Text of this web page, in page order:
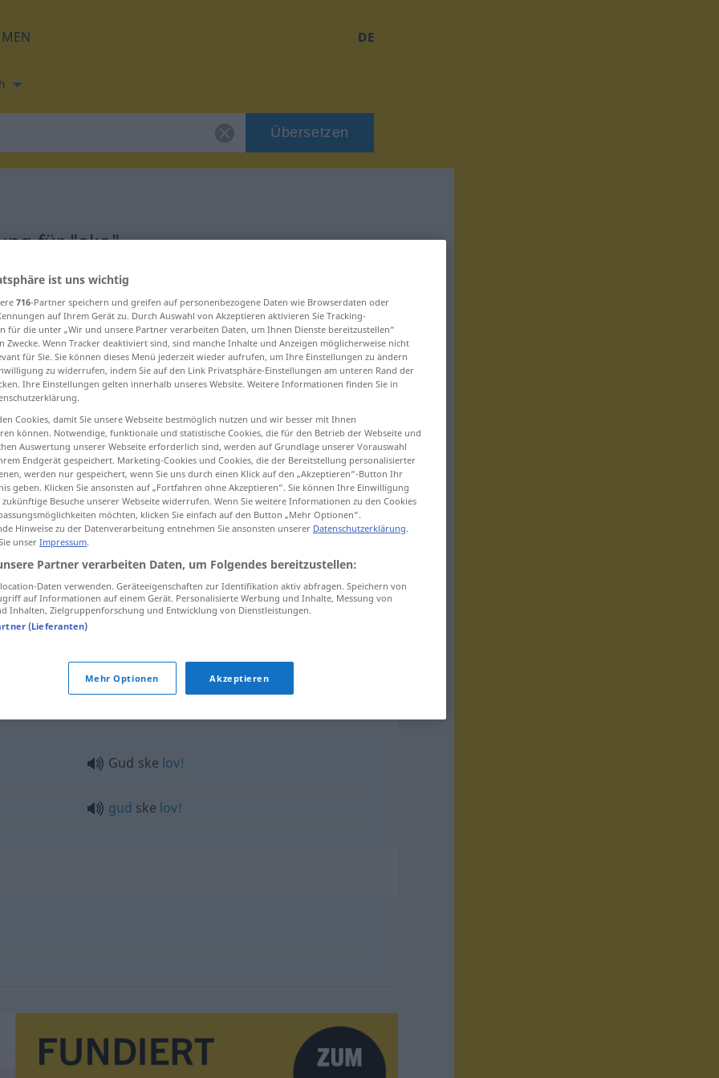
DE
Übersetzen
für "ske"
Zeitwort
erfolgen
ske
ske
Gud ske lov!
gud ske lov!
ist uns wichtig
716-Partner speichern und greifen auf personenbezogene Daten wie Browserdaten oder
auf Ihrem Gerät zu. Durch Auswahl von Akzeptieren aktivieren Sie Tracking-
für die unter „Wir und unsere Partner verarbeiten Daten, um Ihnen Dienste bereitzustellen“
Zwecke. Wenn Tracker deaktiviert sind, sind manche Inhalte und Anzeigen möglicherweise nicht
für Sie. Sie können dieses Menü jederzeit wieder aufrufen, um Ihre Einstellungen zu ändern
zu widerrufen, indem Sie auf den Link Privatsphäre-Einstellungen am unteren Rand der
Ihre Einstellungen gelten innerhalb unseres Website. Weitere Informationen finden Sie in
Cookies, damit Sie unsere Webseite bestmöglich nutzen und wir besser mit Ihnen
können. Notwendige, funktionale und statistische Cookies, die für den Betrieb der Webseite und
Auswertung unserer Webseite erforderlich sind, werden auf Grundlage unserer Vorauswahl
Endgerät gespeichert. Marketing-Cookies und Cookies, die der Bereitstellung personalisierter
werden nur gespeichert, wenn Sie uns durch einen Klick auf den „Akzeptieren“-Button Ihr
geben. Klicken Sie ansonsten auf „Fortfahren ohne Akzeptieren“. Sie können Ihre Einwilligung
Besuche unserer Webseite widerrufen. Wenn Sie weitere Informationen zu den Cookies
möchten, klicken Sie einfach auf den Button „Mehr Optionen“.
Hinweise zu der Datenverarbeitung entnehmen Sie ansonsten unserer Datenschutzerklärung.
unser Impressum.
Partner verarbeiten Daten, um Folgendes bereitzustellen:
Daten verwenden. Geräteeigenschaften zur Identifikation aktiv abfragen. Speichern von
auf Informationen auf einem Gerät. Personalisierte Werbung und Inhalte, Messung von
Inhalten, Zielgruppenforschung und Entwicklung von Dienstleistungen.
(Lieferanten)
Mehr Optionen Akzeptieren